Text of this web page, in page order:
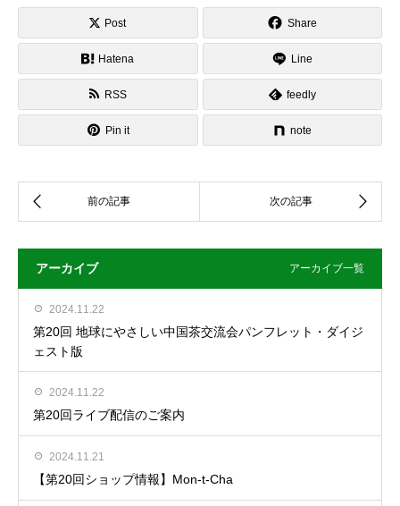
Post Share
Hatena Line
RSS feedly
Pin it note
アーカイブ アーカイブ一覧
2024.11.22
第20回 地球にやさしい中国茶交流会パンフレット・ダイジ
ェスト版
2024.11.22
第20回ライブ配信のご案内
2024.11.21
【第20回ショップ情報】Mon-t-Cha